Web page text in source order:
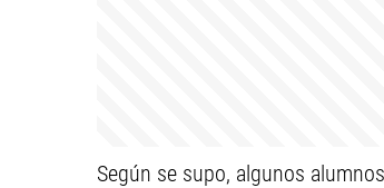
Según se supo, algunos